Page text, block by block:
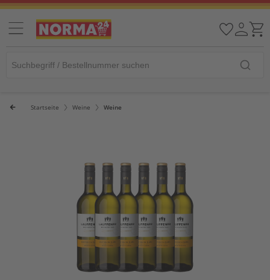
Startseite Weine Weine